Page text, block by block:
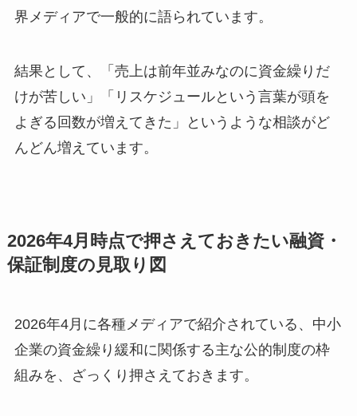
界メディアで一般的に語られています。
結果として、「売上は前年並みなのに資金繰りだ
けが苦しい」「リスケジュールという言葉が頭を
よぎる回数が増えてきた」というような相談がど
んどん増えています。
2026年4月時点で押さえておきたい融資・
保証制度の見取り図
2026年4月に各種メディアで紹介されている、中小
企業の資金繰り緩和に関係する主な公的制度の枠
組みを、ざっくり押さえておきます。